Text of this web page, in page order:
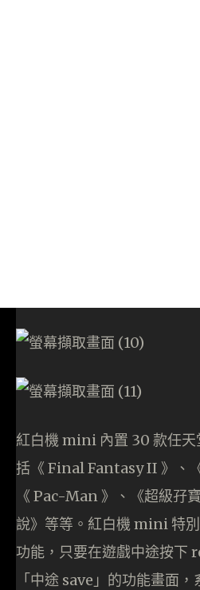
紅白機 mini 內置 30 款任天
括《 Final Fantasy II 》、
《 Pac-Man 》、《超級孖
說》等等。紅白機 mini 特
功能，只要在遊戲中途按下
「中途 save」的功能畫面